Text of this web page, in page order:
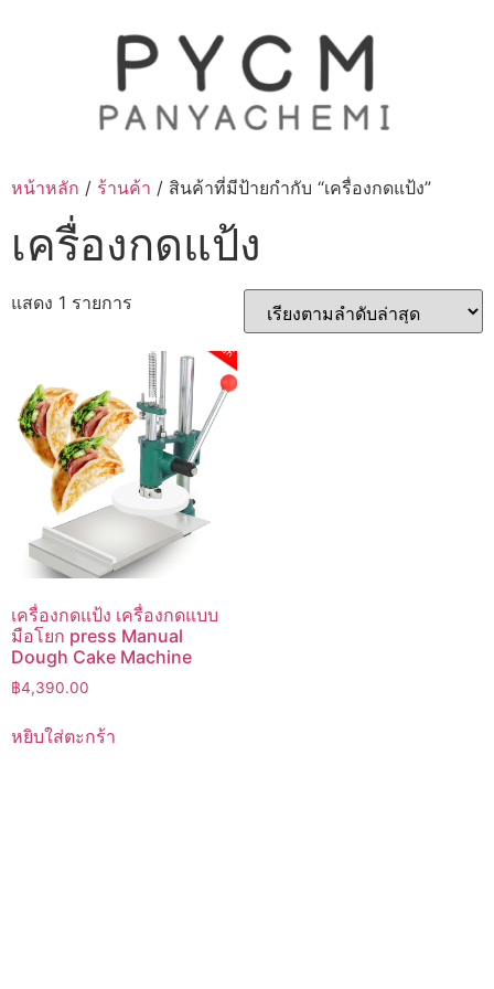
หน้าหลัก / ร้านค้า / สินค้าที่มีป้ายกำกับ “เครื่องกดแป้ง”
เครื่องกดแป้ง
แสดง 1 รายการ
เครื่องกดแป้ง เครื่องกดแบบ
มือโยก press Manual
Dough Cake Machine
฿4,390.00
หยิบใส่ตะกร้า